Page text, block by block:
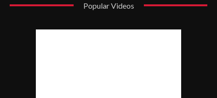
Popular Videos